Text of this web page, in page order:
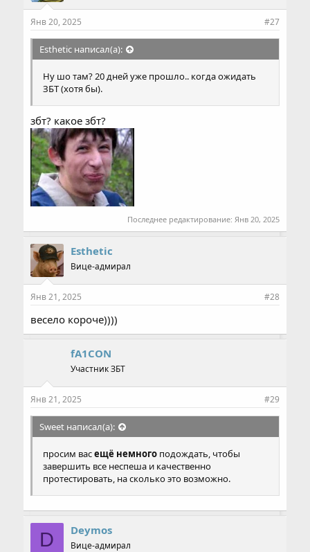
Янв 20, 2025 #27
Esthetic написал(а):
Ну шо там? 20 дней уже прошло.. когда ожидать
ЗБТ (хотя бы).
збт? какое збт?
Последнее редактирование: Янв 20, 2025
Esthetic
Вице-адмирал
Янв 21, 2025 #28
весело короче))))
fA1CON
Участник ЗБТ
Янв 21, 2025 #29
Sweet написал(а):
просим васещё немногоподождать, чтобы
завершить все неспеша и качественно
протестировать, на сколько это возможно.
D Deymos
Вице-адмирал